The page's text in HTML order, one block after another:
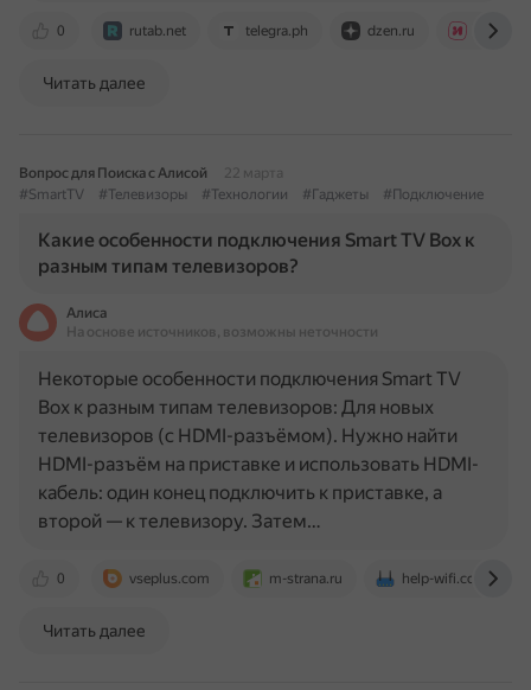
0 rutab.net telegra.ph dzen.ru ask.ivi.ru
Читать далее
Вопрос для Поиска с Алисой
22 марта
#SmartTV
#Телевизоры #Технологии #Гаджеты #Подключение
Какие особенности подключения Smart TV Box к
разным типам телевизоров?
Алиса
На основе источников, возможны неточности
0 vseplus.com m-strana.ru help-wifi.com
Некоторые особенности подключения Smart TV
Box к разным типам телевизоров: Для новых
телевизоров (с HDMI-разъёмом). Нужно найти
HDMI-разъём на приставке и использовать HDMI-
кабель: один конец подключить к приставке, а
второй — к телевизору. Затем…
Читать далее